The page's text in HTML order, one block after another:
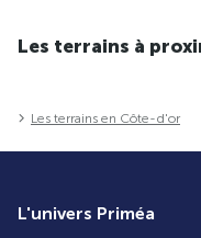
Les terrains à
Les terrains en Côte-d'or
L'univers Priméa